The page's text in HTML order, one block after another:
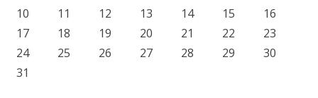
10
11 12 13 14 15
16
17
18 19 20 21 22
23
24
25 26 27 28 29
30
31